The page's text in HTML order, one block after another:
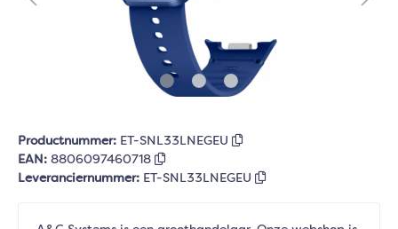
Productnummer: ET-SNL33LNEGEU
EAN: 8806097460718
Leveranciernummer: ET-SNL33LNEGEU